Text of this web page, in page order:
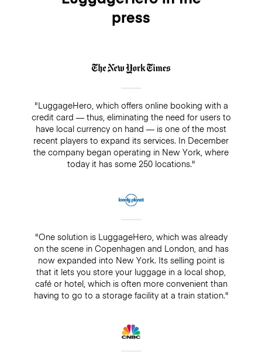
press
"LuggageHero, which offers online booking with a
credit card — thus, eliminating the need for users to
have local currency on hand — is one of the most
recent players to expand its services. In December
the company began operating in New York, where
today it has some 250 locations."
"One solution is LuggageHero, which was already
on the scene in Copenhagen and London, and has
now expanded into New York. Its selling point is
that it lets you store your luggage in a local shop,
café or hotel, which is often more convenient than
having to go to a storage facility at a train station."